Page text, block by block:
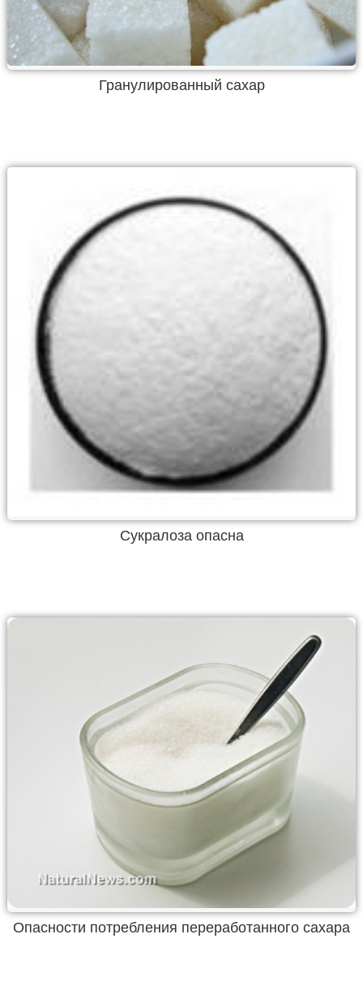
Гранулированный сахар
Cукралоза опасна
Опасности потребления переработанного сахара